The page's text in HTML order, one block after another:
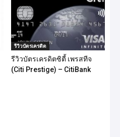
รีวิวบัตรเครดิต
รีวิวบัตรเครดิตซิตี้ เพรสทีจ
(Citi Prestige) – CitiBank